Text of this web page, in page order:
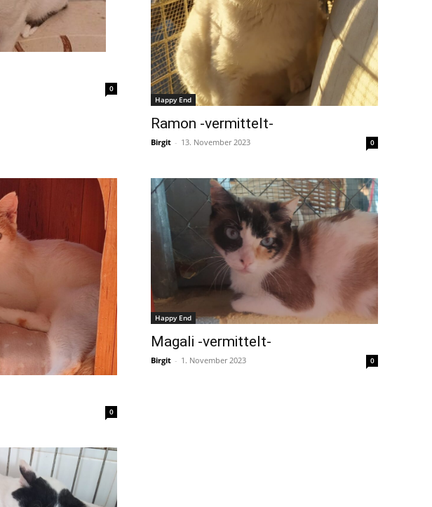
0
Happy End
Ramon -vermittelt-
Birgit - 13. November 2023 0
0
Happy End
Magali -vermittelt-
Birgit - 1. November 2023 0